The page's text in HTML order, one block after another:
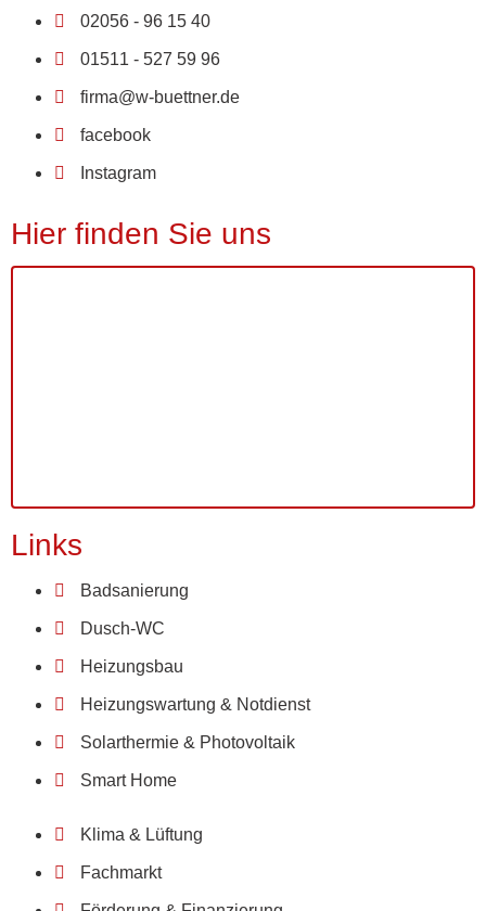
02056 - 96 15 40
01511 - 527 59 96
firma@w-buettner.de
facebook
Instagram
Hier finden Sie uns
Links
Badsanierung
Dusch-WC
Heizungsbau
Heizungswartung & Notdienst
Solarthermie & Photovoltaik
Smart Home
Klima & Lüftung
Fachmarkt